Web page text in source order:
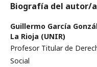
Biografía del autor/a
Guillermo García
La Rioja (UNIR)
Profesor Titular de
Social